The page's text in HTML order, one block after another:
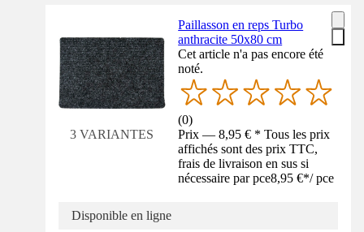
3 VARIANTES
Paillasson en reps Turbo
anthracite 50x80 cm
Cet article n'a pas encore été
noté.
(0)
Prix — 8,95 € * Tous les prix
affichés sont des prix TTC,
frais de livraison en sus si
nécessaire par pce8,95 €*/ pce
Disponible en ligne